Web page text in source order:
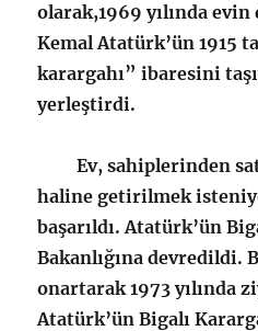
olarak,1969 yılında evin
Kemal Atatürk’ün 1915
karargahı” ibaresini
yerleştirdi.
Ev, sahiplerinden
haline getirilmek
başarıldı. Atatürk’ün
Bakanlığına devredildi.
onartarak 1973 yılında
Atatürk’ün Bigalı